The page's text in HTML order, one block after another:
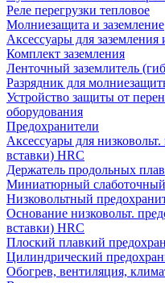
Реле перегрузки тепловое
Молниезащита и заземление
Аксессуары для заземления
Комплект заземления
Ленточный заземлитель
Разрядник для
Устройство защиты от
оборудования
Предохранители
Аксессуары для
вставки) HRC
Держатель продольных
Миниатюрный слаботочный
Низковольтный
Основание низковольт.
вставки) HRC
Плоский плавкий
Цилиндрический
Обогрев, вентиляция,